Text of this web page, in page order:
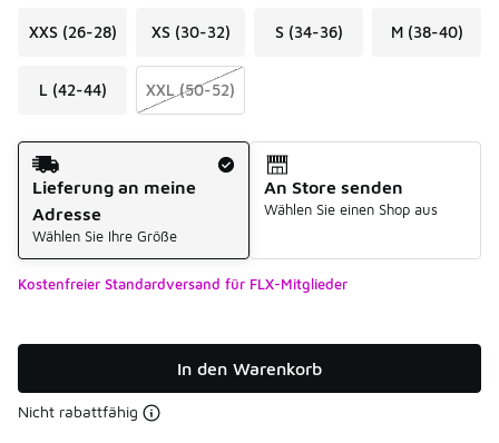
XXS (26-28) XS (30-32) S (34-36) M (38-40)
L (42-44) XXL (50-52)
Versandart
Lieferung an meine
Adresse
Wählen Sie Ihre Größe
An Store senden
Wählen Sie einen Shop aus
Kostenfreier Standardversand für FLX-Mitglieder
In den Warenkorb
Nicht rabattfähig